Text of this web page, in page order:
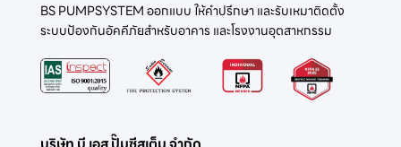
BS PUMPSYSTEM ออกแบบ ให้คำปรึกษา และรับเหมาติดตั้ง
ระบบป้องกันอัคคีภัยสำหรับอาคาร และโรงงานอุตสาหกรรม